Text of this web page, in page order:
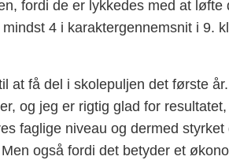
fordi de er lykkedes med at løfte
4 i karaktergennemsnit i 9.
at få del i skolepuljen det første
og jeg er rigtig glad for
faglige niveau og dermed styrket
også fordi det betyder et